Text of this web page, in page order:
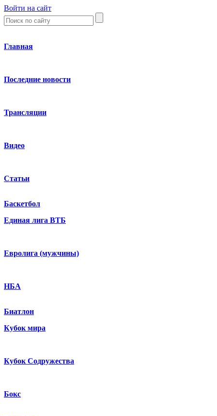
Войти на сайт
Главная
Последние новости
Трансляции
Видео
Статьи
Баскетбол
Единая лига ВТБ
Евролига (мужчины)
НБА
Биатлон
Кубок мира
Кубок Содружества
Бокс